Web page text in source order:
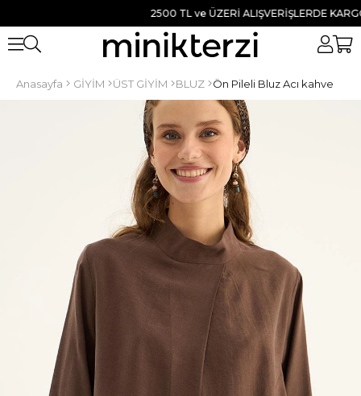
2500 TL ve ÜZERİ ALIŞVERİŞLERDE KARGO
Anasayfa GİYİM ÜST GİYİM BLUZ Ön Pileli Bluz Acı kahve